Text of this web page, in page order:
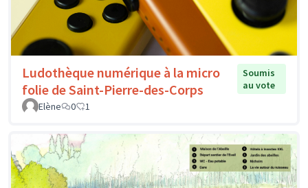
Ludothèque numérique à la micro
folie de Saint-Pierre-des-Corps
Soumis
au vote
Elène
0 1